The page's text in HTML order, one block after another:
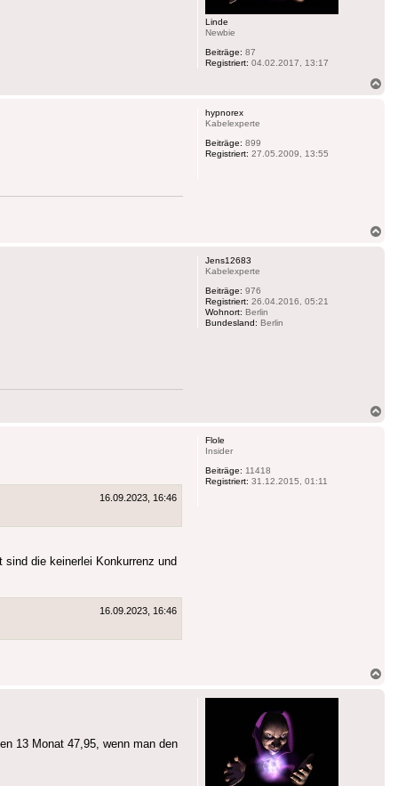
Linde
Newbie
Beiträge: 87
Registriert: 04.02.2017, 13:17
hypnorex
Kabelexperte
Beiträge: 899
Registriert: 27.05.2009, 13:55
Jens12683
Kabelexperte
Beiträge: 976
Registriert: 26.04.2016, 05:21
Wohnort: Berlin
Bundesland: Berlin
Flole
Insider
Beiträge: 11418
Registriert: 31.12.2015, 01:11
16.09.2023, 16:46
die keinerlei Konkurrenz und
16.09.2023, 16:46
13 Monat 47,95, wenn man den